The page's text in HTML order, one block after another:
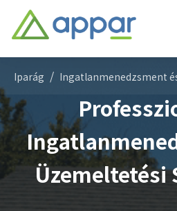
Iparág Ingatlanmenedzsment
Üzemeltetési